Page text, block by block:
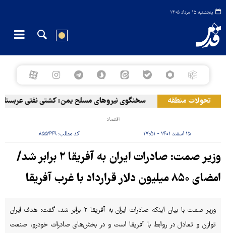
پنجشنبه ۱۵ مرداد ۱۴۰۵
تحولات منطقه سخنگوی نیروهای مسلح یمن: کشتی نفتی عربستان
اقتصاد
۱۵ اسفند ۱۴۰۱ - ۱۷:۵۱ کد مطلب: ۸۵۵۴۴۹
وزیر صمت: صادرات ایران به آفریقا ۲ برابر شد/
امضای ۸۵۰ میلیون دلار قرارداد با غرب آفریقا
وزیر صمت با بیان اینکه صادرات ایران به آفریقا ۲ برابر شد، گفت: هدف ایران
توازن و تعادل در روابط با آفریقا است و در بخش‌های صادرات خودرو، صنعت